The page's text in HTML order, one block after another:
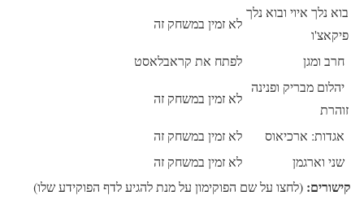
בוא נלך איוי ובוא נלך
פיקאצ'ו
לא זמין במשחק זה
חרב ומגן
לפתח את קראבלאסט
יהלום מבריק ופנינה
זוהרת
לא זמין במשחק זה
אגדות: ארכיאוס
לא זמין במשחק זה
שני וארגמן
לא זמין במשחק זה
קישורים: (לחצו על שם הפוקימון על מנת להגיע לדף הפוקידע שלו)